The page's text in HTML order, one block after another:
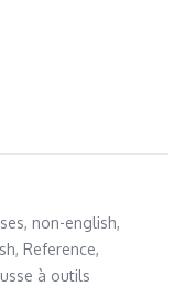
, non-english,
, Reference,
à outils